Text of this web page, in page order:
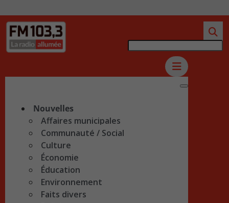
Nouvelles
Affaires municipales
Communauté / Social
Culture
Économie
Éducation
Environnement
Faits divers